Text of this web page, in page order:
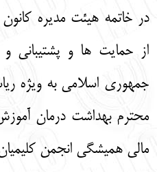
در خاتمه هیئت مدیره
از حمایت ها و
جمهوری اسلامی به ویژه
محترم بهداشت درمان
مالی همیشگی انجمن کلیمیان